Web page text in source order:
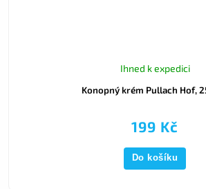
Konopný krém Pullach Hof,
Ihned k expedici
199 Kč
Do košíku